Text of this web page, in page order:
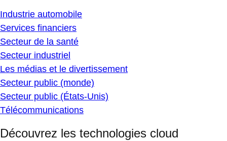
Industrie automobile
Services financiers
Secteur de la santé
Secteur industriel
Les médias et le divertissement
Secteur public (monde)
Secteur public (États-Unis)
Télécommunications
Découvrez les technologies cloud